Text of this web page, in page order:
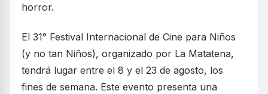
horror.
El 31° Festival Internacional de Cine para Niños
(y no tan Niños), organizado por La Matatena,
tendrá lugar entre el 8 y el 23 de agosto, los
fines de semana. Este evento presenta una